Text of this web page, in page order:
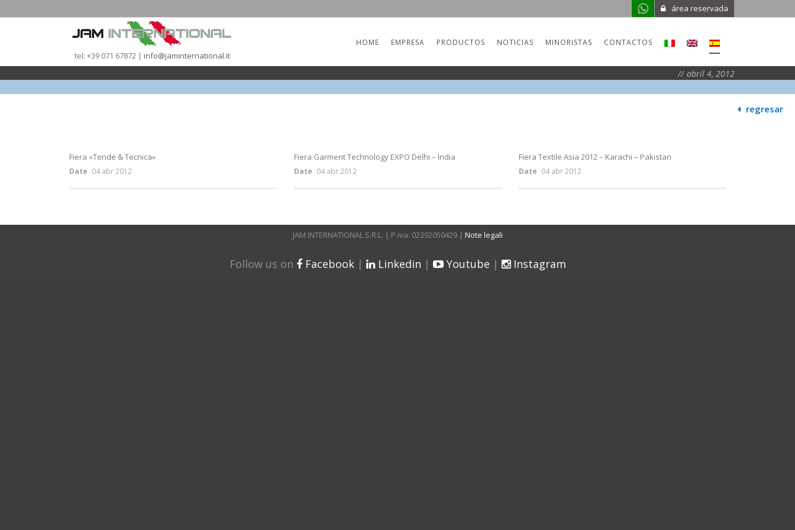
área reservada
tel: +39 071 67872 | info@jaminternational.it
HOME EMPRESA PRODUCTOS NOTICIAS MINORISTAS CONTACTOS
abril 4, 2012
regresar
Fiera «Tende & Tecnica»
Date 04 abr 2012
Fiera Garment Technology EXPO Delhi – India
Date 04 abr 2012
Fiera Textile Asia 2012 – Karachi – Pakistan
Date 04 abr 2012
JAM INTERNATIONAL S.R.L. | P.iva: 02392050429 | Note legali
Follow us on Facebook | Linkedin | Youtube | Instagram